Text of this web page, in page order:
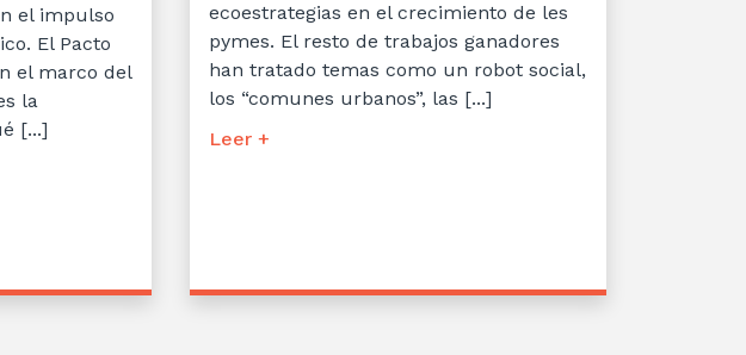
el impulso
El Pacto
el marco del
la
[...]
ecoestrategias en el crecimiento de les
pymes. El resto de trabajos ganadores
han tratado temas como un robot social,
los “comunes urbanos”, las [...]
Leer +